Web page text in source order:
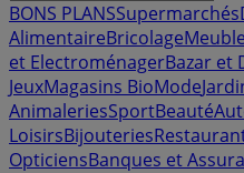
BONS PLANSSupermarchés
AlimentaireBricolage
et ElectroménagerBazar et
JeuxMagasins BioMode
AnimaleriesSportBeauté
LoisirsBijouteries
OpticiensBanques et